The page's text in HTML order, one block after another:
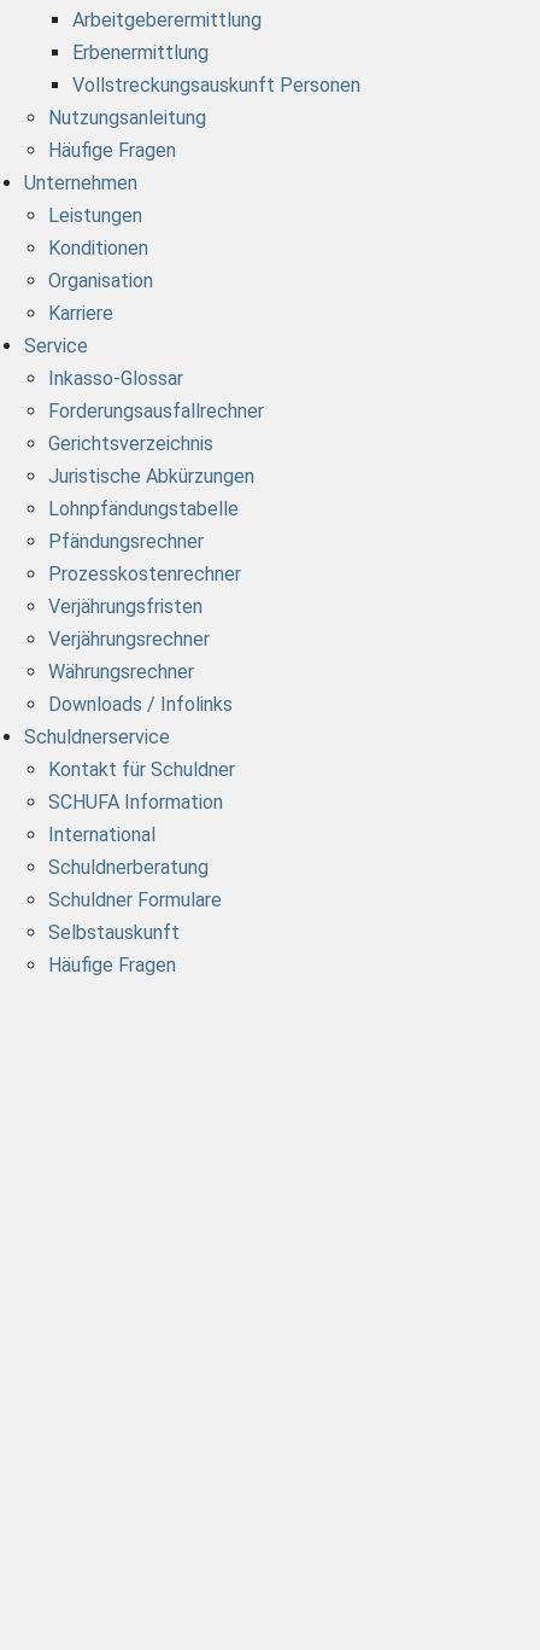
Arbeitgeberermittlung
Erbenermittlung
Vollstreckungsauskunft Personen
Nutzungsanleitung
Häufige Fragen
Unternehmen
Leistungen
Konditionen
Organisation
Karriere
Service
Inkasso-Glossar
Forderungsausfallrechner
Gerichtsverzeichnis
Juristische Abkürzungen
Lohnpfändungstabelle
Pfändungsrechner
Prozesskostenrechner
Verjährungsfristen
Verjährungsrechner
Währungsrechner
Downloads / Infolinks
Schuldnerservice
Kontakt für Schuldner
SCHUFA Information
International
Schuldnerberatung
Schuldner Formulare
Selbstauskunft
Häufige Fragen